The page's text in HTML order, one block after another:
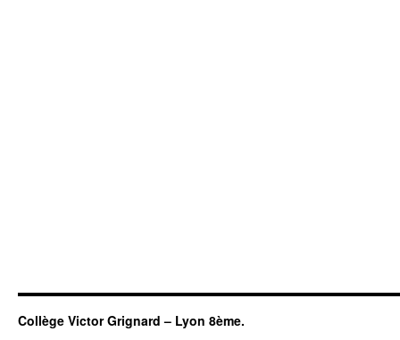
Collège Victor Grignard – Lyon 8ème.